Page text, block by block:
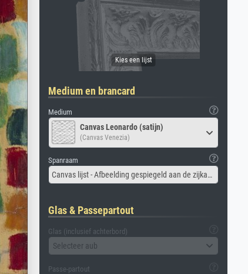
Medium en brancard
Medium
Canvas Leonardo (satijn)
(Canvas Venezia)
Spanraam
Canvas lijst - Afbeelding gespiegeld aan de zijkant
Glas & Passepartout
Glas (inclusief achterbord)
Selecteer aub
Passe-partout